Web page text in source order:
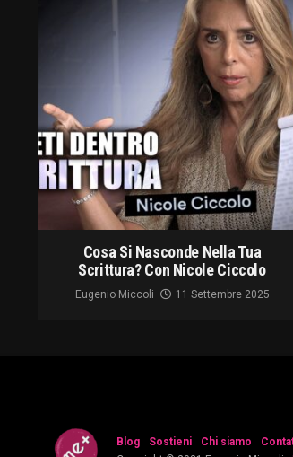
Cosa Si Nasconde Nella Tua
Scrittura? Con Nicole Ciccolo
Eugenio Miccoli 11 Settembre 2025
Blog Sostieni Chi siamo